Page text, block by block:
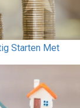
Starten Met